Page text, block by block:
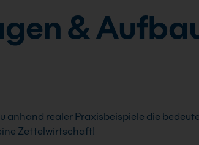
&
anhand realer Praxisbeispiele die
Zettelwirtschaft!